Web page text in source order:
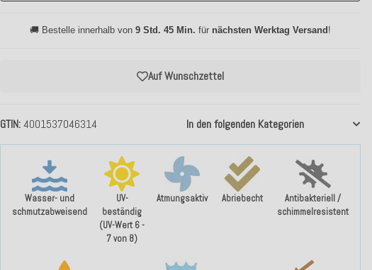
Wasser- und
schmutzabweisend
UV-
beständig
(UV-Wert 6 -
7 von 8)
Atmungsaktiv Abriebecht
Antibakteriell /
schimmelresistent
GTIN 4001537046314 In den folgenden Kategorien
Auf Wunschzettel
🚚 Bestelle innerhalb von9 Std. 45 Min. für nächsten Werktag Versand !